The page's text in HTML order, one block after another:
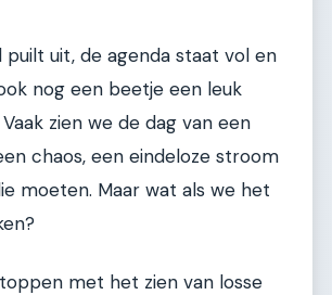
puilt uit, de agenda staat vol en
nog een beetje een leuk
zien we de dag van een
chaos, een eindeloze stroom
moeten. Maar wat als we het
met het zien van losse